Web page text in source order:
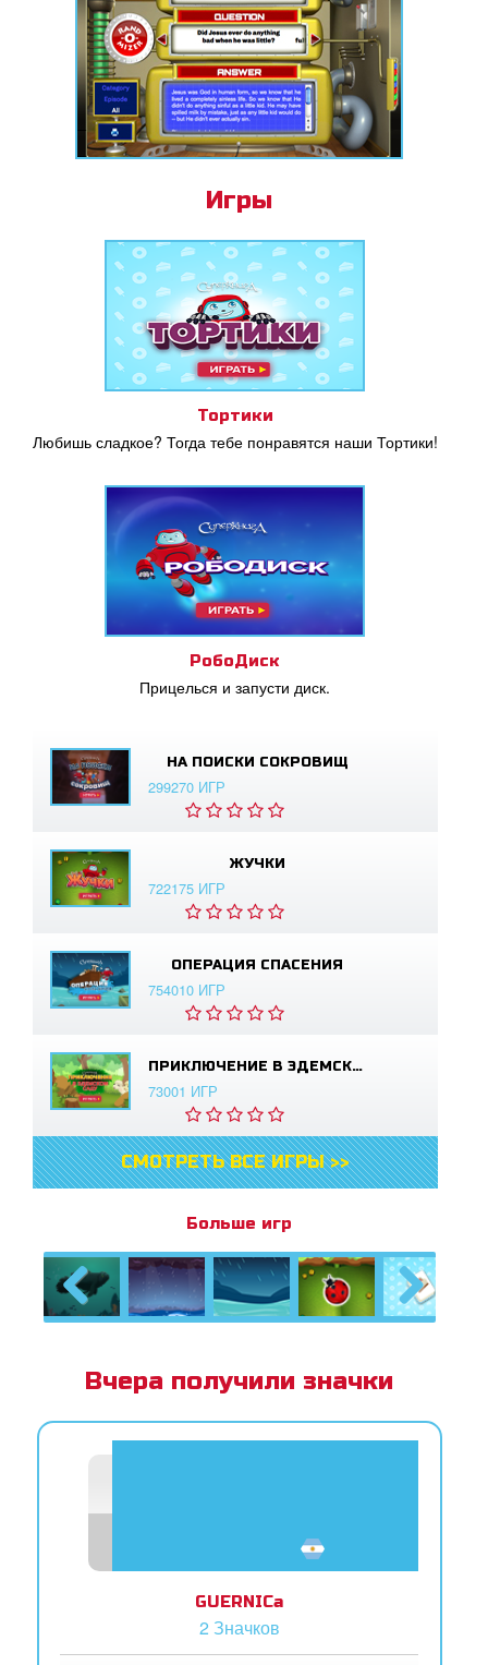
Игры
Тортики
Любишь сладкое? Тогда тебе понравятся наши Тортики!
РобоДиск
Прицелься и запусти диск.
НА ПОИСКИ СОКРОВИЩ
299270 ИГР
ЖУЧКИ
722175 ИГР
ОПЕРАЦИЯ СПАСЕНИЯ
754010 ИГР
ПРИКЛЮЧЕНИЕ В ЭДЕМСКОМ САДУ
73001 ИГР
СМОТРЕТЬ ВСЕ ИГРЫ >>
Больше игр
Previous Next
Вчера получили значки
GUERNICa
2 Значков